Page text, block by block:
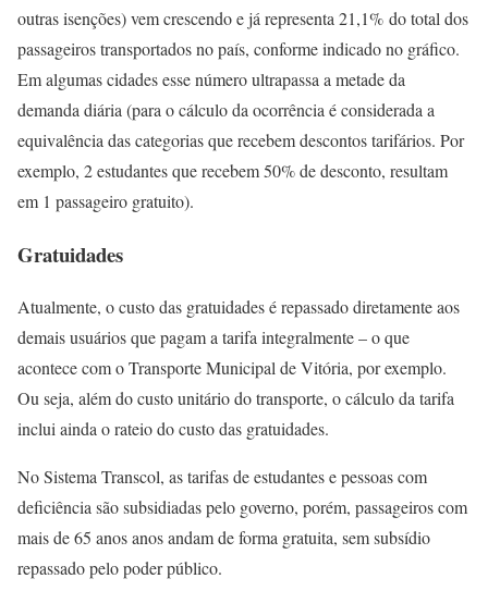
outras isenções) vem crescendo e já representa 21,1% do total dos
passageiros transportados no país, conforme indicado no gráfico.
Em algumas cidades esse número ultrapassa a metade da
demanda diária (para o cálculo da ocorrência é considerada a
equivalência das categorias que recebem descontos tarifários. Por
exemplo, 2 estudantes que recebem 50% de desconto, resultam
em 1 passageiro gratuito).
Gratuidades
Atualmente, o custo das gratuidades é repassado diretamente aos
demais usuários que pagam a tarifa integralmente – o que
acontece com o Transporte Municipal de Vitória, por exemplo.
Ou seja, além do custo unitário do transporte, o cálculo da tarifa
inclui ainda o rateio do custo das gratuidades.
No Sistema Transcol, as tarifas de estudantes e pessoas com
deficiência são subsidiadas pelo governo, porém, passageiros com
mais de 65 anos anos andam de forma gratuita, sem subsídio
repassado pelo poder público.